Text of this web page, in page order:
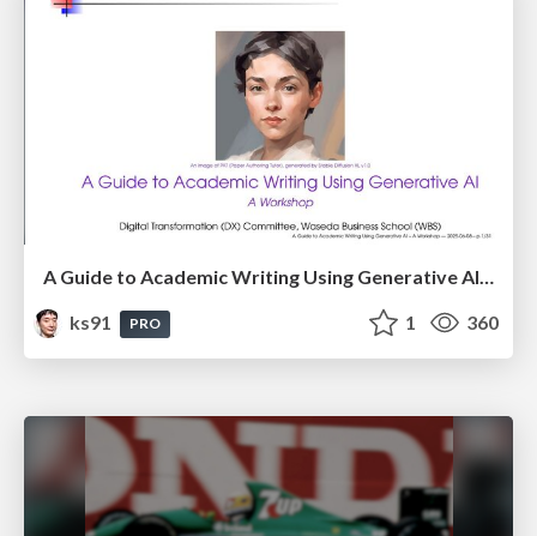
A Guide to Academic Writing Using Generative AI - A Workshop
ks91
PRO 1 360